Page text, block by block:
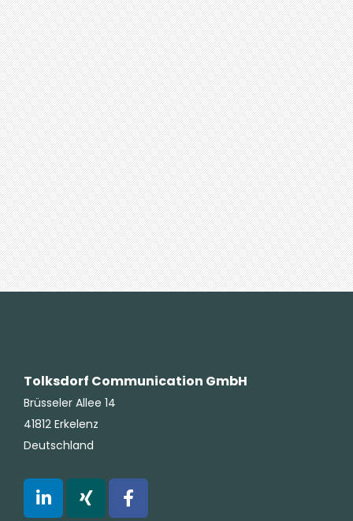
Tolksdorf Communication GmbH
Brüsseler Allee 14
41812 Erkelenz
Deutschland